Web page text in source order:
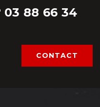
88 66 34
CONTACT